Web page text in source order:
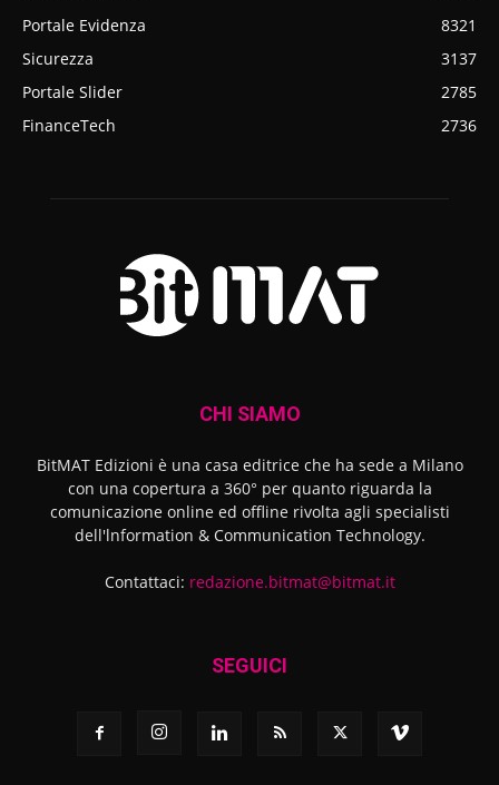
Portale Evidenza
8321
Sicurezza
3137
Portale Slider
2785
FinanceTech
2736
CHI SIAMO
BitMAT Edizioni è una casa editrice che ha sede a Milano
con una copertura a 360° per quanto riguarda la
comunicazione online ed offline rivolta agli specialisti
dell'lnformation & Communication Technology.
Contattaci: redazione.bitmat@bitmat.it
SEGUICI